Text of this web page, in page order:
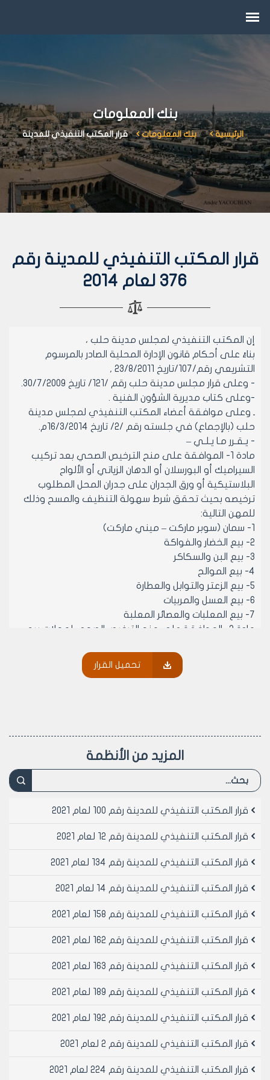
بنك المعلومات
الرئيسية بنك المعلومات قرار المكتب التنفيذي للمدينة
قرار المكتب التنفيذي للمدينة رقم
376 لعام 2014
إن المكتب التنفيذي لمجلس مدينة حلب ،
بناءً على أحكام قانون الإدارة المحلية الصادر بالمرسوم
التشريعي رقم/107/تاريخ 23/8/2011 ,
- وعلى قرار مجلس مدينة حلب رقم /121/ تاريخ 30/7/2009.
-وعلى كتاب مديرية الشؤون الفنية .
ـ وعلى موافقة أعضاء المكتب التنفيذي لمجلس مدينة
حلب (بالإجماع) في جلسته رقم /2/ تاريخ 16/3/2014م.
- يـقـرر مـا يـلـي –
مادة 1- الموافقة على منح الترخيص الصحي بعد تركيب
السيراميك أو البورسلان أو الدهان الزياتي أو الألواح
البلاستيكية أو ورق الجدران على جدران المحل المطلوب
ترخيصه بحيث تحقق شرط سهولة التنظيف والمسح وذلك
للمهن التالية:
1- سمان (سوبر ماركت – ميني ماركت)
2- بيع الخضار والفواكة
3- بيع البن والسكاكر
4- بيع الموالح
5- بيع الزعتر والتوابل والعطارة
6- بيع العسل والمربيات
7- بيع المعلبات والعصائر المعلبة
مادة 2- الموافقة على منح الترخيص الصحي لمحلات بيع
بعد تركيب السيراميك أو البورسلان لمكان البوفيه فقط.
مادة 3- ينشر هذا القرار في لوحة إعلانات مجلس المدينة
حلب
المهندس محمد أيمن حلاق
تحميل القرار
المزيد من الأنظمة
قرار المكتب التنفيذي للمدينة رقم 100 لعام 2021
قرار المكتب التنفيذي للمدينة رقم 12 لعام 2021
قرار المكتب التنفيذي للمدينة رقم 134 لعام 2021
قرار المكتب التنفيذي للمدينة رقم 14 لعام 2021
قرار المكتب التنفيذي للمدينة رقم 158 لعام 2021
قرار المكتب التنفيذي للمدينة رقم 162 لعام 2021
قرار المكتب التنفيذي للمدينة رقم 163 لعام 2021
قرار المكتب التنفيذي للمدينة رقم 189 لعام 2021
قرار المكتب التنفيذي للمدينة رقم 192 لعام 2021
قرار المكتب التنفيذي للمدينة رقم 2 لعام 2021
قرار المكتب التنفيذي للمدينة رقم 224 لعام 2021